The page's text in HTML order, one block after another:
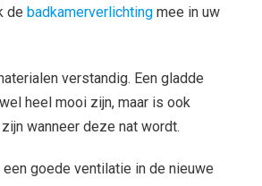
de badkamerverlichtingmee in uw
verstandig. Een gladde
heel mooi zijn, maar is ook
wanneer deze nat wordt.
een goede ventilatie in de nieuwe